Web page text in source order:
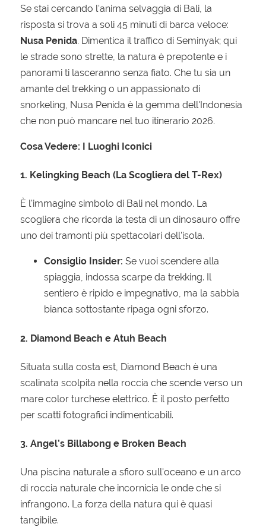
Se stai cercando l'anima selvaggia di Bali, la
risposta si trova a soli 45 minuti di barca veloce:
Nusa Penida. Dimentica il traffico di Seminyak; qui
le strade sono strette, la natura è prepotente e i
panorami ti lasceranno senza fiato. Che tu sia un
amante del trekking o un appassionato di
snorkeling, Nusa Penida è la gemma dell'Indonesia
che non può mancare nel tuo itinerario 2026.
Cosa Vedere: I Luoghi Iconici
1. Kelingking Beach (La Scogliera del T-Rex)
È l'immagine simbolo di Bali nel mondo. La
scogliera che ricorda la testa di un dinosauro offre
uno dei tramonti più spettacolari dell'isola.
Consiglio Insider: Se vuoi scendere alla
spiaggia, indossa scarpe da trekking. Il
sentiero è ripido e impegnativo, ma la sabbia
bianca sottostante ripaga ogni sforzo.
2. Diamond Beach e Atuh Beach
Situata sulla costa est, Diamond Beach è una
scalinata scolpita nella roccia che scende verso un
mare color turchese elettrico. È il posto perfetto
per scatti fotografici indimenticabili.
3. Angel’s Billabong e Broken Beach
Una piscina naturale a sfioro sull'oceano e un arco
di roccia naturale che incornicia le onde che si
infrangono. La forza della natura qui è quasi
tangibile.